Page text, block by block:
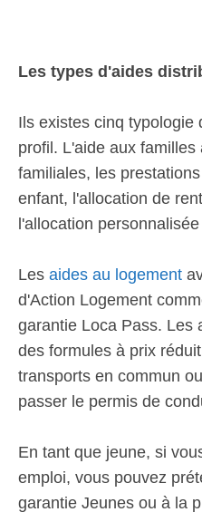
Les types d'aides
Ils existes cinq typologie
profil. L'aide aux
familiales, les
enfant, l'allocation de
l'allocation
Les aides au logement
d'Action Logement
garantie Loca Pass. Les
des formules à prix
transports en commun
passer le permis de
En tant que jeune, si
emploi, vous pouvez
garantie Jeunes ou à la